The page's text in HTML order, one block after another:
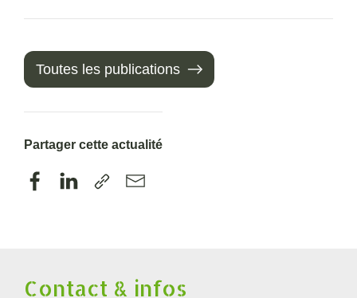
Toutes les publications
Partager cette actualité
Contact & infos